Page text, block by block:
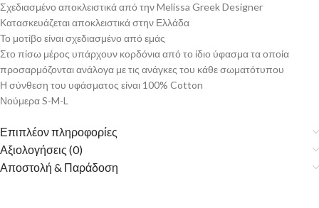
Σχεδιασμένο αποκλειστικά από την Melissa Greek Designer
Κατασκευάζεται αποκλειστικά στην Ελλάδα
Το μοτίβο είναι σχεδιασμένο από εμάς
Στο πίσω μέρος υπάρχουν κορδόνια από το ίδιο ύφασμα τα οποία
προσαρμόζονται ανάλογα με τις ανάγκες του κάθε σωματότυπου
Η σύνθεση του υφάσματος είναι 100% Cotton
Νούμερα S-M-L
Επιπλέον πληροφορίες
Αξιολογήσεις (0)
Αποστολή & Παράδοση